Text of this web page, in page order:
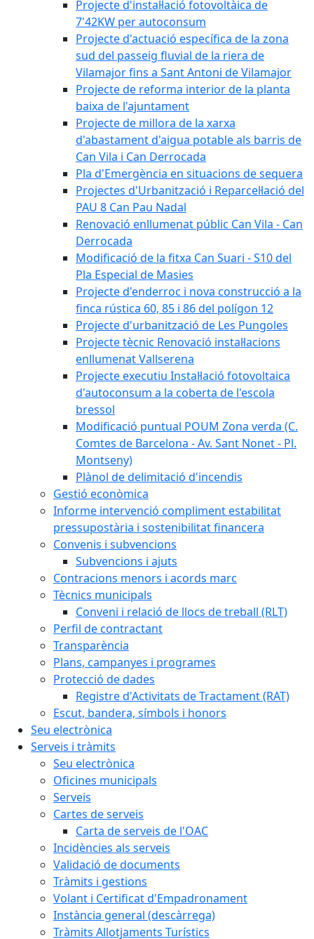
Projecte d'instal·lació fotovoltàica de
7'42KW per autoconsum
Projecte d'actuació específica de la zona
sud del passeig fluvial de la riera de
Vilamajor fins a Sant Antoni de Vilamajor
Projecte de reforma interior de la planta
baixa de l'ajuntament
Projecte de millora de la xarxa
d'abastament d'aigua potable als barris de
Can Vila i Can Derrocada
Pla d'Emergència en situacions de sequera
Projectes d'Urbanització i Reparcel·lació del
PAU 8 Can Pau Nadal
Renovació enllumenat públic Can Vila - Can
Derrocada
Modificació de la fitxa Can Suari - S10 del
Pla Especial de Masies
Projecte d'enderroc i nova construcció a la
finca rústica 60, 85 i 86 del polígon 12
Projecte d'urbanització de Les Pungoles
Projecte tècnic Renovació instal·lacions
enllumenat Vallserena
Projecte executiu Instal·lació fotovoltaica
d'autoconsum a la coberta de l'escola
bressol
Modificació puntual POUM Zona verda (C.
Comtes de Barcelona - Av. Sant Nonet - Pl.
Montseny)
Plànol de delimitació d'incendis
Gestió econòmica
Informe intervenció compliment estabilitat
pressupostària i sostenibilitat financera
Convenis i subvencions
Subvencions i ajuts
Contracions menors i acords marc
Tècnics municipals
Conveni i relació de llocs de treball (RLT)
Perfil de contractant
Transparència
Plans, campanyes i programes
Protecció de dades
Registre d'Activitats de Tractament (RAT)
Escut, bandera, símbols i honors
Seu electrònica
Serveis i tràmits
Seu electrònica
Oficines municipals
Serveis
Cartes de serveis
Carta de serveis de l'OAC
Incidències als serveis
Validació de documents
Tràmits i gestions
Volant i Certificat d'Empadronament
Instància general (descàrrega)
Tràmits Allotjaments Turístics